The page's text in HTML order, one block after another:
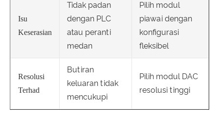
Isu
Keserasian
Tidak padan
dengan PLC
atau peranti
medan
Pilih modul
piawai dengan
konfigurasi
fleksibel
Resolusi
Terhad
Butiran
keluaran tidak
mencukupi
Pilih modul DAC
resolusi tinggi